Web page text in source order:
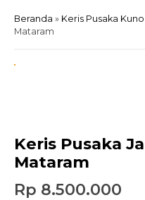
Beranda » Keris Pusaka Kuno
Mataram
Keris Pusaka
Mataram
Rp 8.500.000